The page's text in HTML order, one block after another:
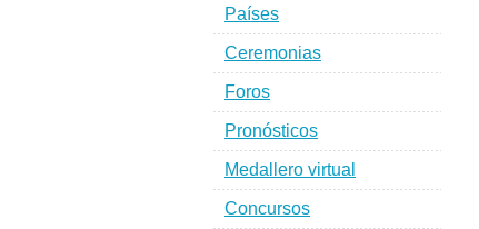
Países
Ceremonias
Foros
Pronósticos
Medallero virtual
Concursos